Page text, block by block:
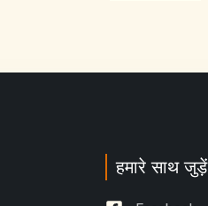
हमारे साथ जुड़ें